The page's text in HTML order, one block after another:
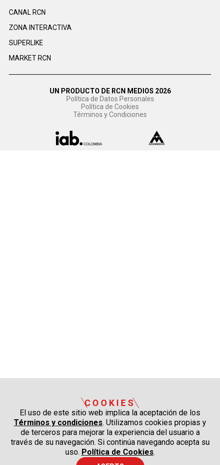
CANAL RCN
ZONA INTERACTIVA
SUPERLIKE
MARKET RCN
UN PRODUCTO DE RCN MEDIOS 2026
Política de Datos Personales
Política de Cookies
Términos y Condiciones
COOKIES
El uso de este sitio web implica la aceptación de los
Términos y condiciones. Utilizamos cookies propias y
de terceros para mejorar la experiencia del usuario a
través de su navegación. Si continúa navegando acepta su
uso. Política de Cookies.